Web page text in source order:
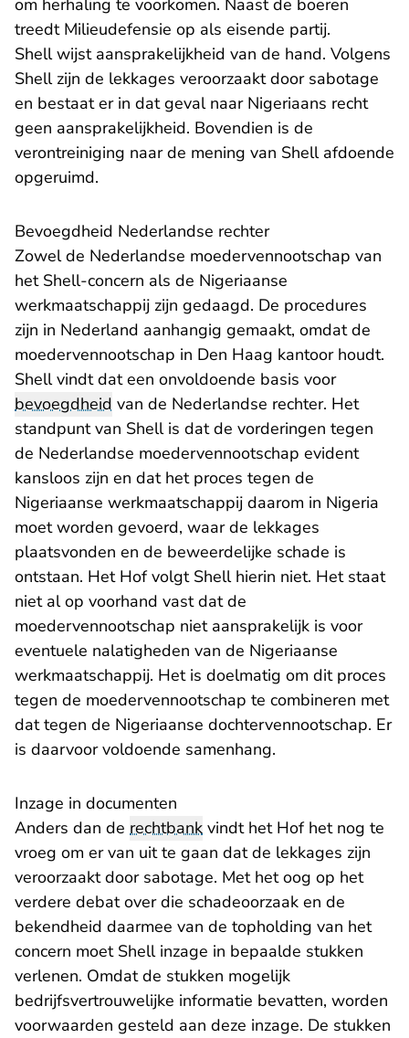
om herhaling te voorkomen. Naast de boeren
treedt Milieudefensie op als eisende partij.
Shell wijst aansprakelijkheid van de hand. Volgens
Shell zijn de lekkages veroorzaakt door sabotage
en bestaat er in dat geval naar Nigeriaans recht
geen aansprakelijkheid. Bovendien is de
verontreiniging naar de mening van Shell afdoende
opgeruimd.
Bevoegdheid Nederlandse rechter
Zowel de Nederlandse moedervennootschap van
het Shell-concern als de Nigeriaanse
werkmaatschappij zijn gedaagd. De procedures
zijn in Nederland aanhangig gemaakt, omdat de
moedervennootschap in Den Haag kantoor houdt.
Shell vindt dat een onvoldoende basis voor
bevoegdheid van de Nederlandse rechter. Het
standpunt van Shell is dat de vorderingen tegen
de Nederlandse moedervennootschap evident
kansloos zijn en dat het proces tegen de
Nigeriaanse werkmaatschappij daarom in Nigeria
moet worden gevoerd, waar de lekkages
plaatsvonden en de beweerdelijke schade is
ontstaan. Het Hof volgt Shell hierin niet. Het staat
niet al op voorhand vast dat de
moedervennootschap niet aansprakelijk is voor
eventuele nalatigheden van de Nigeriaanse
werkmaatschappij. Het is doelmatig om dit proces
tegen de moedervennootschap te combineren met
dat tegen de Nigeriaanse dochtervennootschap. Er
is daarvoor voldoende samenhang.
Inzage in documenten
Anders dan de rechtbank vindt het Hof het nog te
vroeg om er van uit te gaan dat de lekkages zijn
veroorzaakt door sabotage. Met het oog op het
verdere debat over die schadeoorzaak en de
bekendheid daarmee van de topholding van het
concern moet Shell inzage in bepaalde stukken
verlenen. Omdat de stukken mogelijk
bedrijfsvertrouwelijke informatie bevatten, worden
voorwaarden gesteld aan deze inzage. De stukken